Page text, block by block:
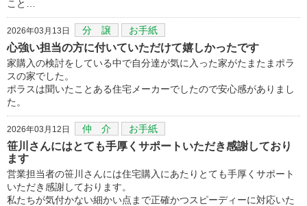
こと…
2026年03月13日 分 譲 お手紙
心強い担当の方に付いていただけて嬉しかったです
家購入の検討をしている中で自分達が気に入った家がたまたまポラ
スの家でした。
ポラスは聞いたことある住宅メーカーでしたので安心感がありまし
た。
2026年03月12日 仲 介 お手紙
笹川さんにはとても手厚くサポートいただき感謝しており
ます
営業担当者の笹川さんには住宅購入にあたりとても手厚くサポート
いただき感謝しております。
私たちが気付かない細かい点まで正確かつスピーディーに対応いた